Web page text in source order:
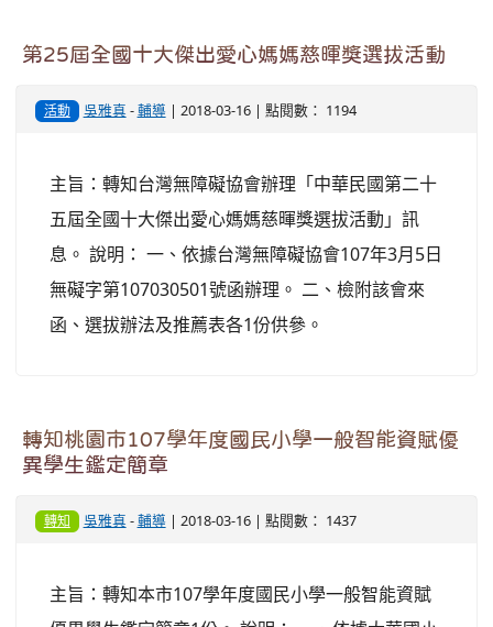
第25屆全國十大傑出愛心媽媽慈暉獎選拔活動
活動 吳雅真 -輔導| 2018-03-16 | 點閱數： 1194
主旨：轉知台灣無障礙協會辦理「中華民國第二十
五屆全國十大傑出愛心媽媽慈暉獎選拔活動」訊
息。 說明： 一、依據台灣無障礙協會107年3月5日
無礙字第107030501號函辦理。 二、檢附該會來
函、選拔辦法及推薦表各1份供參。
轉知桃園市107學年度國民小學一般智能資賦優
異學生鑑定簡章
轉知 吳雅真 -輔導| 2018-03-16 | 點閱數： 1437
主旨：轉知本市107學年度國民小學一般智能資賦